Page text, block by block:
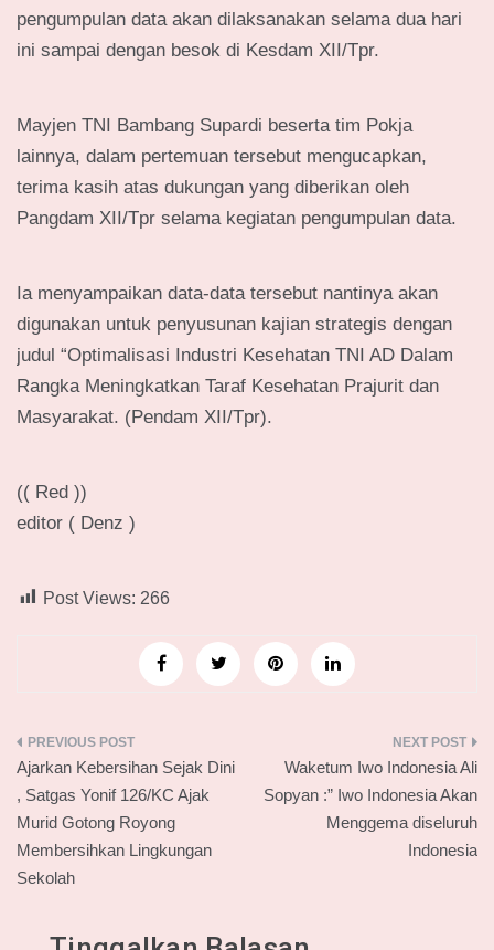
pengumpulan data akan dilaksanakan selama dua hari
ini sampai dengan besok di Kesdam XII/Tpr.
Mayjen TNI Bambang Supardi beserta tim Pokja
lainnya, dalam pertemuan tersebut mengucapkan,
terima kasih atas dukungan yang diberikan oleh
Pangdam XII/Tpr selama kegiatan pengumpulan data.
Ia menyampaikan data-data tersebut nantinya akan
digunakan untuk penyusunan kajian strategis dengan
judul “Optimalisasi Industri Kesehatan TNI AD Dalam
Rangka Meningkatkan Taraf Kesehatan Prajurit dan
Masyarakat. (Pendam XII/Tpr).
(( Red ))
editor ( Denz )
Post Views: 266
Navigasi
pos
Ajarkan Kebersihan Sejak Dini
, Satgas Yonif 126/KC Ajak
Murid Gotong Royong
Membersihkan Lingkungan
Sekolah
Waketum Iwo Indonesia Ali
Sopyan :” Iwo Indonesia Akan
Menggema diseluruh
Indonesia